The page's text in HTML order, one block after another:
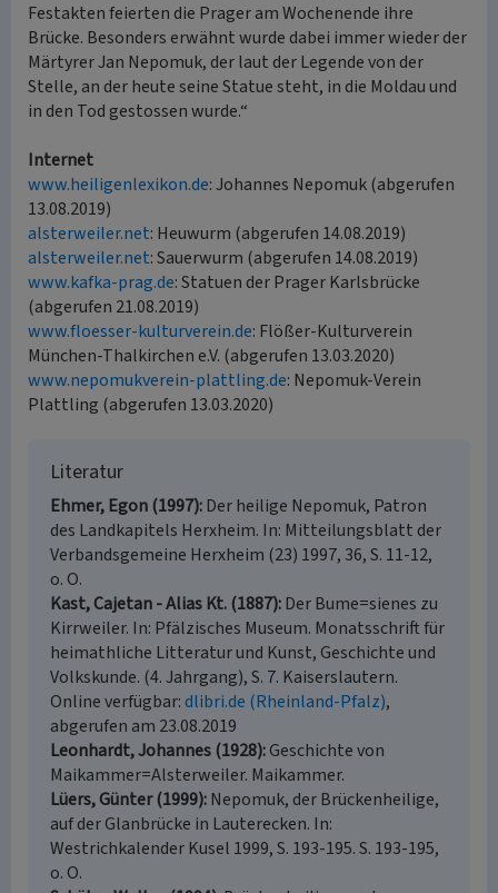
Festakten feierten die Prager am Wochenende ihre
Brücke. Besonders erwähnt wurde dabei immer wieder der
Märtyrer Jan Nepomuk, der laut der Legende von der
Stelle, an der heute seine Statue steht, in die Moldau und
in den Tod gestossen wurde.“
Internet
www.heiligenlexikon.de: Johannes Nepomuk (abgerufen
13.08.2019)
alsterweiler.net: Heuwurm (abgerufen 14.08.2019)
alsterweiler.net: Sauerwurm (abgerufen 14.08.2019)
www.kafka-prag.de: Statuen der Prager Karlsbrücke
(abgerufen 21.08.2019)
www.floesser-kulturverein.de: Flößer-Kulturverein
München-Thalkirchen e.V. (abgerufen 13.03.2020)
www.nepomukverein-plattling.de: Nepomuk-Verein
Plattling (abgerufen 13.03.2020)
Literatur
Ehmer, Egon (1997) Der heilige Nepomuk, Patron
des Landkapitels Herxheim. In: Mitteilungsblatt der
Verbandsgemeine Herxheim (23) 1997, 36, S. 11-12,
o. O.
Kast, Cajetan - Alias Kt. (1887) Der Bume=sienes zu
Kirrweiler. In: Pfälzisches Museum. Monatsschrift für
heimathliche Litteratur und Kunst, Geschichte und
Volkskunde. (4. Jahrgang), S. 7. Kaiserslautern.
Online verfügbar:dlibri.de (Rheinland-Pfalz),
abgerufen am 23.08.2019
Leonhardt, Johannes (1928) Geschichte von
Maikammer=Alsterweiler. Maikammer.
Lüers, Günter (1999) Nepomuk, der Brückenheilige,
auf der Glanbrücke in Lauterecken. In:
Westrichkalender Kusel 1999, S. 193-195. S. 193-195,
o. O.